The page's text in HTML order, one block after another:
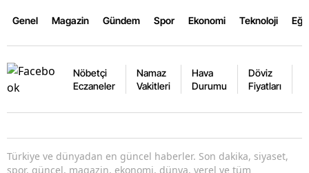
Genel Magazin Gündem Spor Ekonomi Teknoloji
Nöbetçi
Eczaneler
Namaz
Vakitleri
Hava
Durumu
Döviz
Fiyatları
Türkiye ve dünyadan en güncel haberler. Son dakika, siyaset,
spor, güncel, magazin, ekonomi, dünya, yerel ve tüm